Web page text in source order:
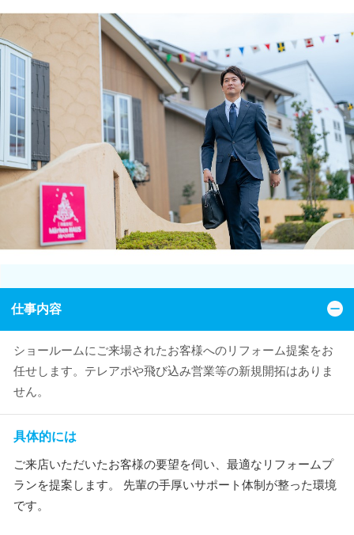
仕事内容
ショールームにご来場されたお客様へのリフォーム提案をお
任せします。テレアポや飛び込み営業等の新規開拓はありま
せん。
具体的には
ご来店いただいたお客様の要望を伺い、最適なリフォームプ
ランを提案します。 先輩の手厚いサポート体制が整った環境
です。